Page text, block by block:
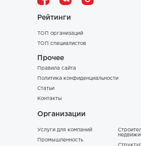
Рейтинги
ТОП организаций
ТОП специалистов
Прочее
Правила сайта
Политика конфиденциальности
Статьи
Контакты
Организации
Услуги для компаний
Промышленность